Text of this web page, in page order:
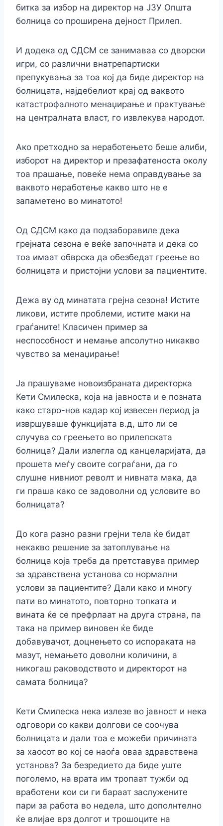
битка за избор на директор на ЈЗУ Општа
болница со проширена дејност Прилеп.
И додека од СДСМ се занимаваа со дворски
игри, со различни внатрепартиски
препукувања за тоа кој да биде директор на
болницата, најдебелиот крај од ваквото
катастрофалното менаџирање и практување
на централната власт, го извлекува народот.
Ако претходно за неработењето беше алиби,
изборот на директор и презафатеноста околу
тоа прашање, повеќе нема оправдување за
ваквото неработење какво што не е
запаметено во минатото!
Од СДСМ како да подзаборавиле дека
грејната сезона е веќе започната и дека со
тоа имаат обврска да обезбедат греење во
болницата и пристојни услови за пациентите.
Дежа ву од минатата грејна сезона! Истите
ликови, истите проблеми, истите маки на
граѓаните! Класичен пример за
неспособност и немање апсолутно никакво
чувство за менаџирање!
Ја прашуваме новоизбраната директорка
Кети Смилеска, која на јавноста и е позната
како старо-нов кадар кој извесен период ја
извршуваше функцијата в.д, што ли се
случува со греењето во прилепската
болница? Дали излегла од канцеларијата, да
прошета меѓу своите сограѓани, да го
слушне нивниот револт и нивната мака, да
ги праша како се задоволни од условите во
болницата?
До кога разно разни грејни тела ќе бидат
некакво решение за затоплување на
болница која треба да претставува пример
за здравствена установа со нормални
услови за пациентите? Дали како и многу
пати во минатото, повторно топката и
вината ќе се префрлаат на друга страна, па
така на пример виновен ќе биде
добавувачот, доцнењето со испораката на
мазут, немањето доволни количини, а
никогаш раководството и директорот на
самата болница?
Кети Смилеска нека излезе во јавност и нека
одговори со какви долгови се соочува
болницата и дали тоа е можеби причината
за хаосот во кој се наоѓа оваа здравствена
установа? За безредието да биде уште
поголемо, на врата им тропаат тужби од
вработени кои си ги бараат заслужените
пари за работа во недела, што дополнтелно
ќе влијае врз долгот и трошоците на